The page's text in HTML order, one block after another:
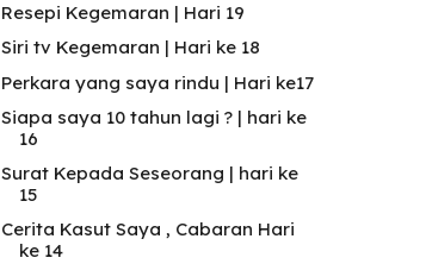
Resepi Kegemaran | Hari 19
Siri tv Kegemaran | Hari ke 18
Perkara yang saya rindu | Hari ke17
Siapa saya 10 tahun lagi ? | hari ke
16
Surat Kepada Seseorang | hari ke
15
Cerita Kasut Saya , Cabaran Hari
ke 14